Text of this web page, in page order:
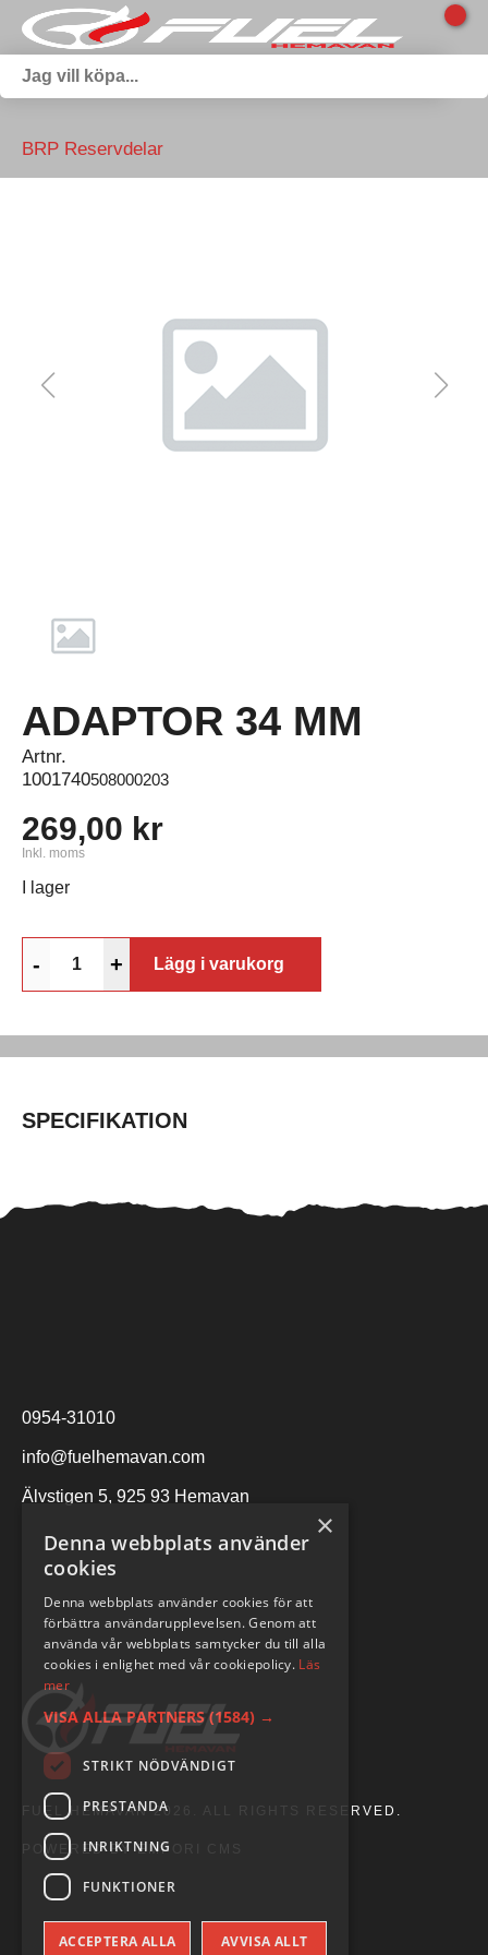
BRP Reservdelar
ADAPTOR 34 MM
Artnr.
1001740508000203
269,00 kr
Inkl. moms
I lager
- + Lägg i varukorg
SPECIFIKATION
0954-31010
info@fuelhemavan.com
Älvstigen 5, 925 93 Hemavan
FUEL HEMAVAN 2026. ALL RIGHTS RESERVED.
POWERED BY EMPORI CMS
×
Denna webbplats använder
cookies
Denna webbplats använder cookies för att
förbättra användarupplevelsen. Genom att
använda vår webbplats samtycker du till alla
cookies i enlighet med vår cookiepolicy. Läs
mer
VISA ALLA PARTNERS (1584) →
STRIKT NÖDVÄNDIGT
PRESTANDA
INRIKTNING
FUNKTIONER
ACCEPTERA ALLA AVVISA ALLT